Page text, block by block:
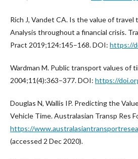
Rich J, Vandet CA. Is the value of travel
Analysis throughout a financial crisis.
Pract 2019;124:145–168. DOI: https://
Wardman M. Public transport values of
2004;11(4):363–377. DOI: https://
Douglas N, Wallis IP. Predicting the
Vehicle Time. Australasian Transp Res
https://
(accessed 2 Dec 2020).